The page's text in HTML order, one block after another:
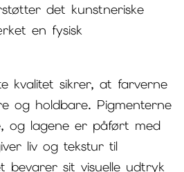
det kunstneriske
en fysisk
kvalitet sikrer, at farverne
og holdbare. Pigmenterne
lagene er påført med
liv og tekstur til
bevarer sit visuelle udtryk